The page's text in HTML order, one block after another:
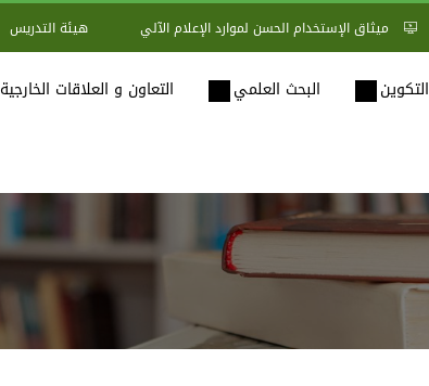
ميثاق الإستخدام الحسن لموارد الإعلام الآلي هيئة التدريس
التكوين البحث العلمي التعاون و العلاقات الخارجية